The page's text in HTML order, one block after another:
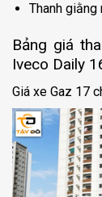
Thanh giằng
Bảng giá
Iveco Daily
Giá xe Gaz 17